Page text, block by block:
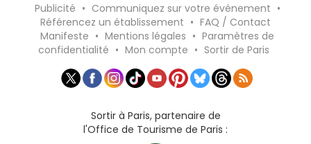
Publicité • Communiquez sur votre événement •
Référencez un établissement • FAQ / Contact
Manifeste • Mentions légales • Paramètres de
confidentialité • Mon compte • Sortir de Paris
Sortir à Paris, partenaire de
l'Office de Tourisme de Paris :